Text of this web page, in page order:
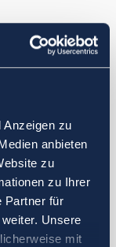
Anzeigen zu
anbieten
zu
zu Ihrer
Partner für
Unsere
mit